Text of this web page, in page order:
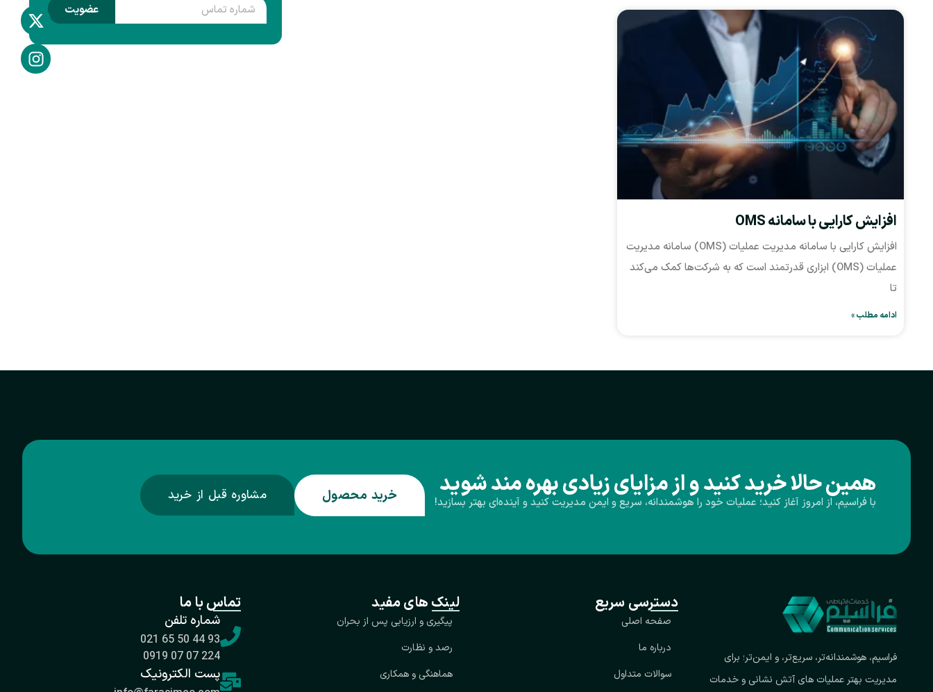
افزایش کارایی با سامانه OMS
افزایش کارایی با سامانه مدیریت عملیات (OMS) سامانه مدیریت
عملیات (OMS) ابزاری قدرتمند است که به شرکت‌ها کمک می‌کند
تا
ادامه مطلب »
عضویت
خرید محصول مشاوره قبل از خرید همین حالا خرید کنید و از مزایای زیادی بهره مند شوید
با فراسیم، از امروز آغاز کنید؛ عملیات خود را هوشمندانه، سریع و ایمن مدیریت کنید و آینده‌ای بهتر بسازید!
تماس با ما
شماره تلفن
93 44 50 65 021
224 07 07 0919
پست الکترونیک
لینک های مفید
پیگیری و ارزیابی پس از بحران
رصد و نظارت
هماهنگی و همکاری
دسترسی سریع
صفحه اصلی
درباره ما
سوالات متداول
فراسیم، هوشمندانه‌تر، سریع‌تر، و ایمن‌تر؛ برای
مدیریت بهتر عملیات های آتش‌ نشانی و خدمات